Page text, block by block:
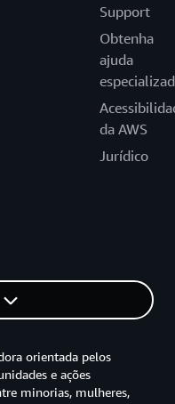
Support
Obtenha
ajuda
da AWS
Jurídico
orientada pelos
e ações
minorias, mulheres,